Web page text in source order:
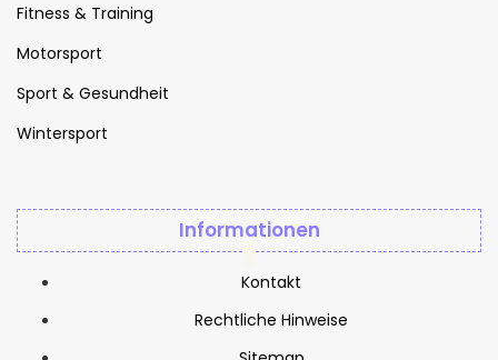
Fitness & Training
Motorsport
Sport & Gesundheit
Wintersport
Informationen
Kontakt
Rechtliche Hinweise